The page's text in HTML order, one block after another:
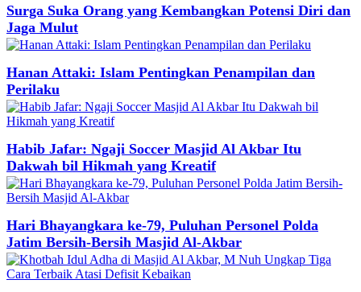
Surga Suka Orang yang Kembangkan Potensi Diri dan
Jaga Mulut
Hanan Attaki: Islam Pentingkan Penampilan dan
Perilaku
Habib Jafar: Ngaji Soccer Masjid Al Akbar Itu
Dakwah bil Hikmah yang Kreatif
Hari Bhayangkara ke-79, Puluhan Personel Polda
Jatim Bersih-Bersih Masjid Al-Akbar